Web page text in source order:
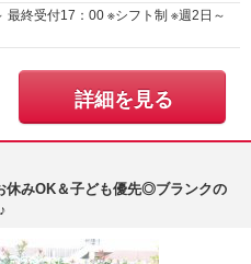
：00 ※シフト制 ※週2日～
詳細を見る
休みOK＆子ども優先◎ブランクの